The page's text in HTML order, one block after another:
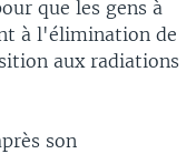
que les gens à
à l'élimination de
aux radiations
son